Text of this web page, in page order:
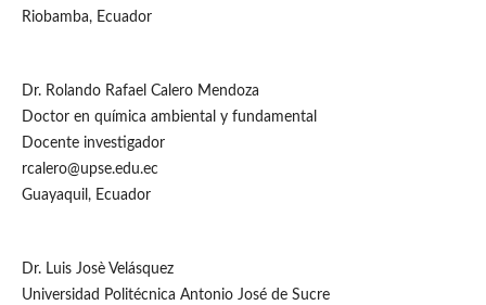
Riobamba, Ecuador
Dr. Rolando Rafael Calero Mendoza
Doctor en química ambiental y fundamental
Docente investigador
rcalero@upse.edu.ec
Guayaquil, Ecuador
Dr. Luis Josè Velásquez
Universidad Politécnica Antonio José de Sucre